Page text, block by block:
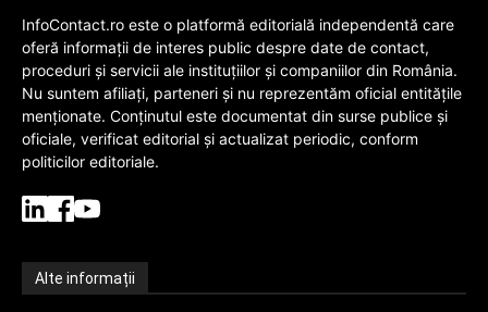
InfoContact.ro este o platformă editorială independentă care
oferă informații de interes public despre date de contact,
proceduri și servicii ale instituțiilor și companiilor din România.
Nu suntem afiliați, parteneri și nu reprezentăm oficial entitățile
menționate. Conținutul este documentat din surse publice și
oficiale, verificat editorial și actualizat periodic, conform
politicilor editoriale.
Alte informații